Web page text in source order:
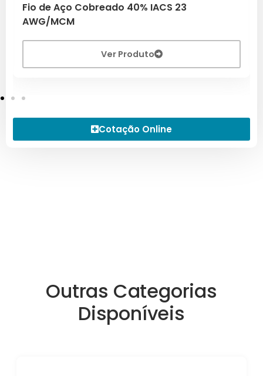
Fio de Aço Cobreado 40% IACS 23
AWG/MCM
Ver Produto
Cotação Online
Outras Categorias
Disponíveis